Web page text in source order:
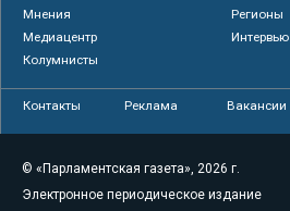
Мнения
Регионы
Медиацентр
Интервью
Колумнисты
Контакты Реклама Вакансии
© «Парламентская газета», 2026 г.
Электронное периодическое издание